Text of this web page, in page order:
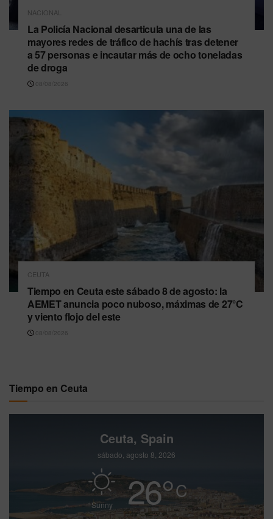
NACIONAL
La Policía Nacional desarticula una de las
mayores redes de tráfico de hachís tras detener
a 57 personas e incautar más de ocho toneladas
de droga
08/08/2026
CEUTA
Tiempo en Ceuta este sábado 8 de agosto: la
AEMET anuncia poco nuboso, máximas de 27°C
y viento flojo del este
08/08/2026
Tiempo en Ceuta
Ceuta, Spain
sábado, agosto 8, 2026
Sunny 26°C